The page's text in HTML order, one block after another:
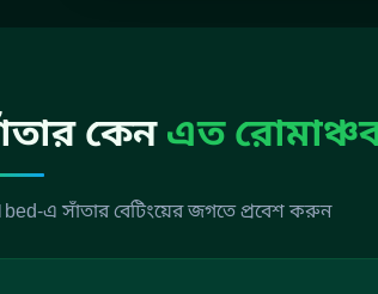
কেনএত
এ সাঁতার বেটিংয়ের জগতে প্রবেশ করুন